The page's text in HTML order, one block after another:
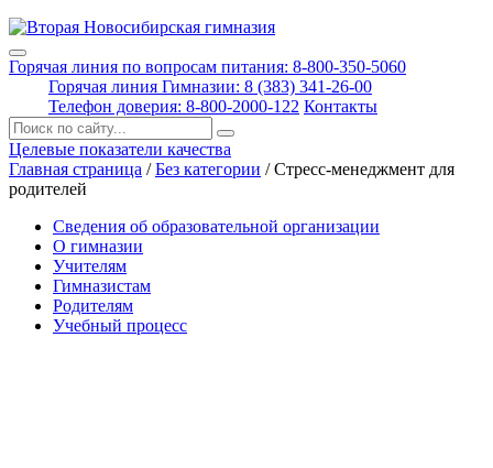
Горячая линия по вопросам питания: 8-800-350-5060
Горячая линия Гимназии: 8 (383) 341-26-00
Телефон доверия: 8-800-2000-122 Контакты
Поиск:
Целевые показатели качества
Главная страница /Без категории /Стресс-менеджмент для
родителей
Сведения об образовательной организации
О гимназии
Учителям
Гимназистам
Родителям
Учебный процесс